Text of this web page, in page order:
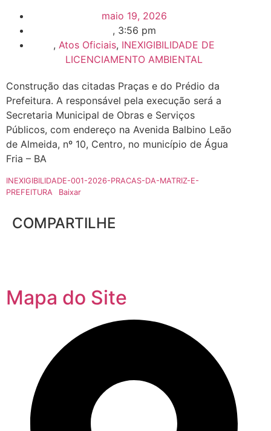
maio 19, 2026
, 3:56 pm
, Atos Oficiais, INEXIGIBILIDADE DE
LICENCIAMENTO AMBIENTAL
Construção das citadas Praças e do Prédio da
Prefeitura. A responsável pela execução será a
Secretaria Municipal de Obras e Serviços
Públicos, com endereço na Avenida Balbino Leão
de Almeida, nº 10, Centro, no município de Água
Fria – BA
INEXIGIBILIDADE-001-2026-PRACAS-DA-MATRIZ-E-
PREFEITURA
Baixar
COMPARTILHE
Mapa do Site